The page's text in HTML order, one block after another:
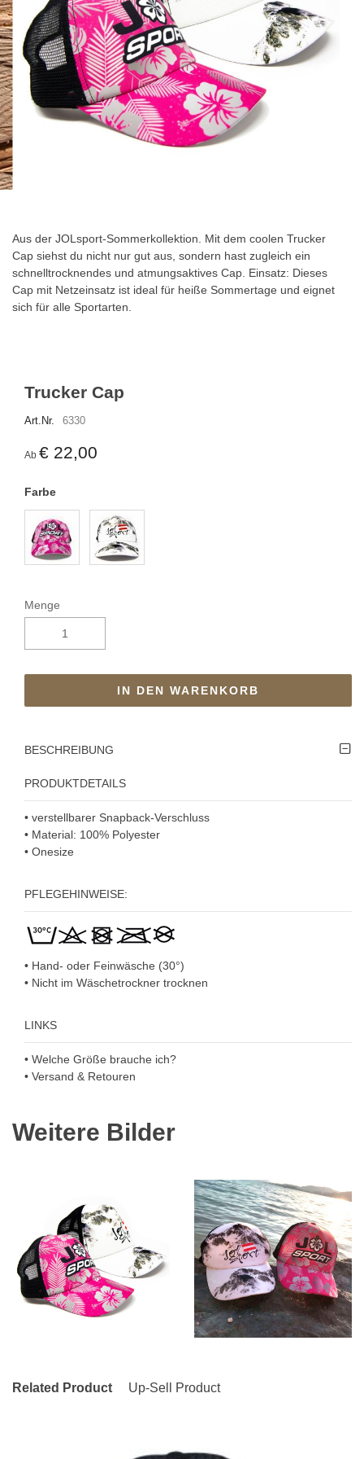
Trucker Cap
Art.Nr. 6330
Ab € 22,00
Farbe
Menge
IN DEN WARENKORB
BESCHREIBUNG
PRODUKTDETAILS
• verstellbarer Snapback-Verschluss
• Material: 100% Polyester
• Onesize
PFLEGEHINWEISE:
• Hand- oder Feinwäsche (30°)
• Nicht im Wäschetrockner trocknen
LINKS
• Welche Größe brauche ich?
• Versand & Retouren
springen
Aus der JOLsport-Sommerkollektion. Mit dem coolen Trucker
Cap siehst du nicht nur gut aus, sondern hast zugleich ein
schnelltrocknendes und atmungsaktives Cap. Einsatz: Dieses
Cap mit Netzeinsatz ist ideal für heiße Sommertage und eignet
sich für alle Sportarten.
Weitere Bilder
Related Product Up-Sell Product